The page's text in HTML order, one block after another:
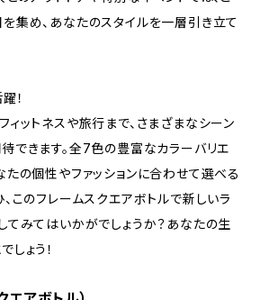
集め、あなたのスタイルを一層引き立て
！
ィットネスや旅行まで、さまざまなシーン
できます。全7色の豊富なカラーバリエ
たの個性やファッションに合わせて選べる
このフレームスクエアボトルで新しいラ
てみてはいかがでしょうか？あなたの生
しょう！